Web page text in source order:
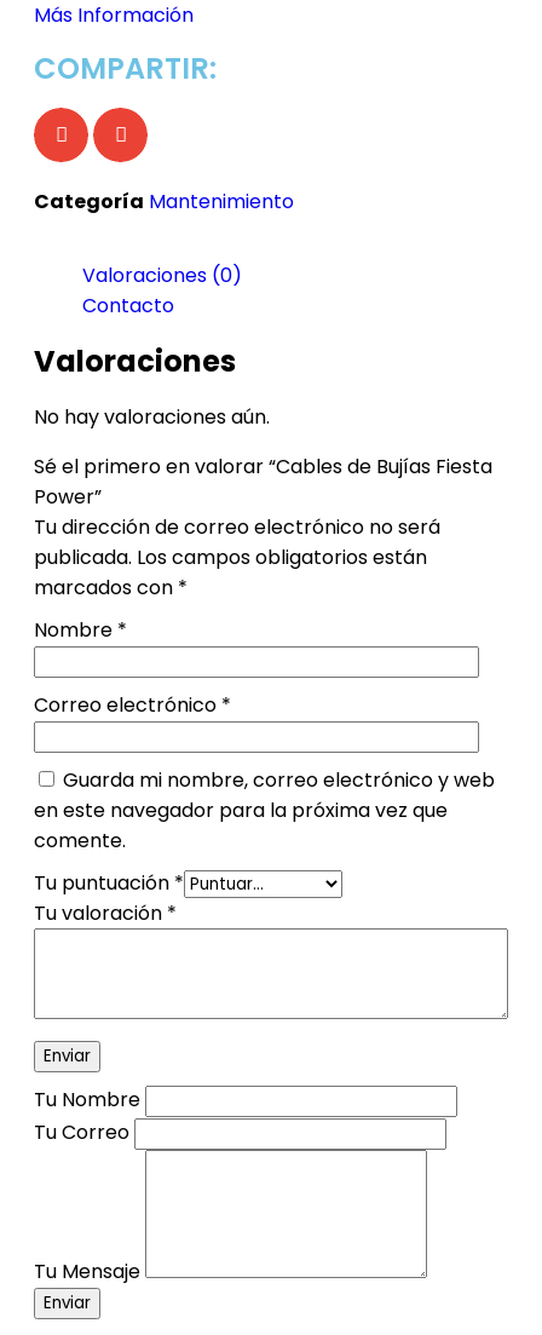
Más Información
COMPARTIR:
Categoría Mantenimiento
Valoraciones (0)
Contacto
Valoraciones
No hay valoraciones aún.
Sé el primero en valorar “Cables de Bujías Fiesta
Power”
Tu dirección de correo electrónico no será
publicada. Los campos obligatorios están
marcados con *
Nombre *
Correo electrónico *
Guarda mi nombre, correo electrónico y web
en este navegador para la próxima vez que
comente.
Tu puntuación *
Tu valoración *
Tu Nombre
Tu Correo
Tu Mensaje
Enviar